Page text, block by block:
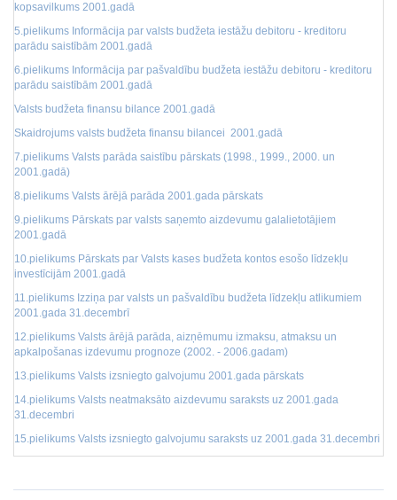
kopsavilkums 2001.gadā
5.pielikums Informācija par valsts budžeta iestāžu debitoru - kreditoru
parādu saistībām 2001.gadā
6.pielikums Informācija par pašvaldību budžeta iestāžu debitoru - kreditoru
parādu saistībām 2001.gadā
Valsts budžeta finansu bilance 2001.gadā
Skaidrojums valsts budžeta finansu bilancei 2001.gadā
7.pielikums Valsts parāda saistību pārskats (1998., 1999., 2000. un
2001.gadā)
8.pielikums Valsts ārējā parāda 2001.gada pārskats
9.pielikums Pārskats par valsts saņemto aizdevumu galalietotājiem
2001.gadā
10.pielikums Pārskats par Valsts kases budžeta kontos esošo līdzekļu
investīcijām 2001.gadā
11.pielikums Izziņa par valsts un pašvaldību budžeta līdzekļu atlikumiem
2001.gada 31.decembrī
12.pielikums Valsts ārējā parāda, aizņēmumu izmaksu, atmaksu un
apkalpošanas izdevumu prognoze (2002. - 2006.gadam)
13.pielikums Valsts izsniegto galvojumu 2001.gada pārskats
14.pielikums Valsts neatmaksāto aizdevumu saraksts uz 2001.gada
31.decembri
15.pielikums Valsts izsniegto galvojumu saraksts uz 2001.gada 31.decembri